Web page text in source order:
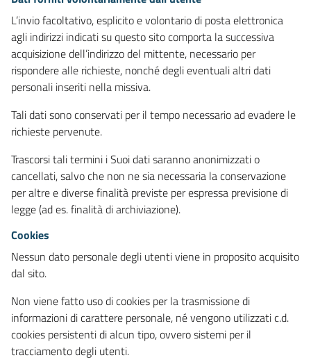
L’invio facoltativo, esplicito e volontario di posta elettronica
agli indirizzi indicati su questo sito comporta la successiva
acquisizione dell’indirizzo del mittente, necessario per
rispondere alle richieste, nonché degli eventuali altri dati
personali inseriti nella missiva.
Tali dati sono conservati per il tempo necessario ad evadere le
richieste pervenute.
Trascorsi tali termini i Suoi dati saranno anonimizzati o
cancellati, salvo che non ne sia necessaria la conservazione
per altre e diverse finalità previste per espressa previsione di
legge (ad es. finalità di archiviazione).
Cookies
Nessun dato personale degli utenti viene in proposito acquisito
dal sito.
Non viene fatto uso di cookies per la trasmissione di
informazioni di carattere personale, né vengono utilizzati c.d.
cookies persistenti di alcun tipo, ovvero sistemi per il
tracciamento degli utenti.